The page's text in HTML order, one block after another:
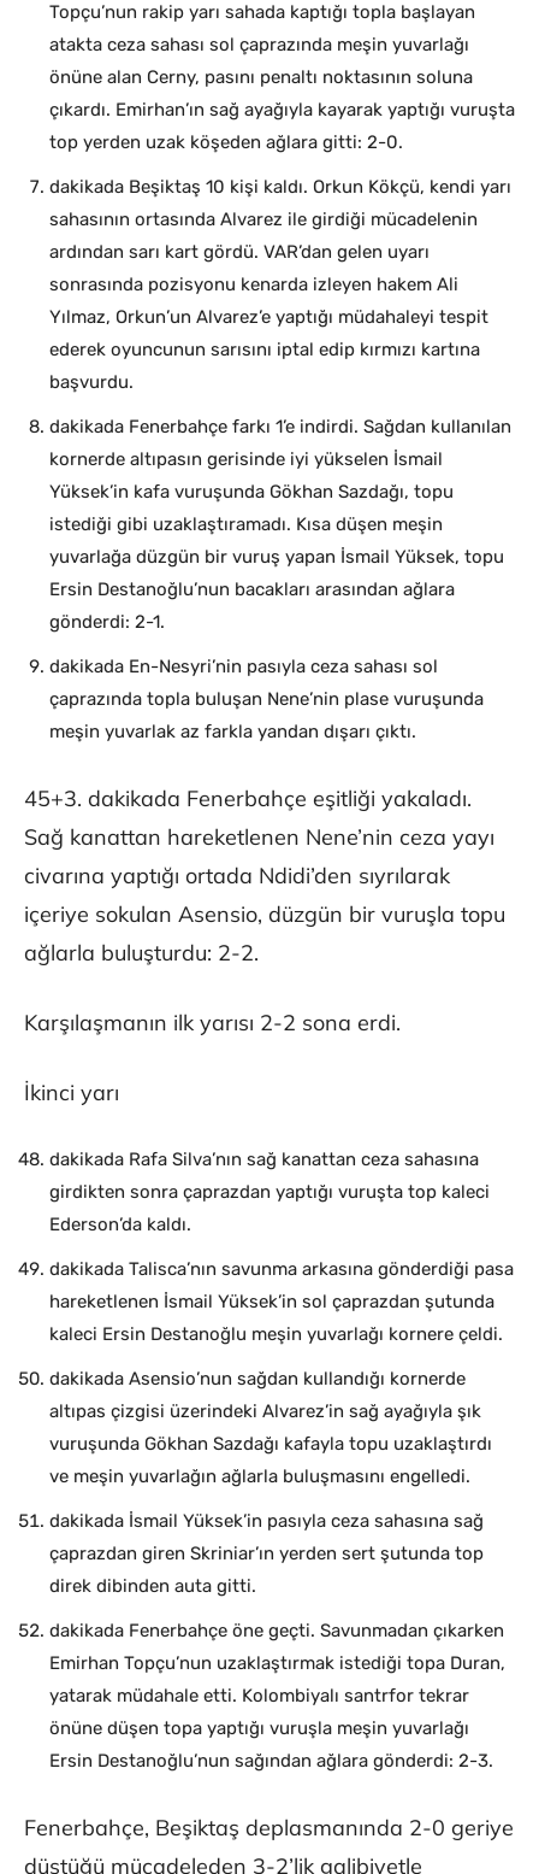
Topçu’nun rakip yarı sahada kaptığı topla başlayan
atakta ceza sahası sol çaprazında meşin yuvarlağı
önüne alan Cerny, pasını penaltı noktasının soluna
çıkardı. Emirhan’ın sağ ayağıyla kayarak yaptığı vuruşta
top yerden uzak köşeden ağlara gitti: 2-0.
dakikada Beşiktaş 10 kişi kaldı. Orkun Kökçü, kendi yarı
sahasının ortasında Alvarez ile girdiği mücadelenin
ardından sarı kart gördü. VAR’dan gelen uyarı
sonrasında pozisyonu kenarda izleyen hakem Ali
Yılmaz, Orkun’un Alvarez’e yaptığı müdahaleyi tespit
ederek oyuncunun sarısını iptal edip kırmızı kartına
başvurdu.
dakikada Fenerbahçe farkı 1’e indirdi. Sağdan kullanılan
kornerde altıpasın gerisinde iyi yükselen İsmail
Yüksek’in kafa vuruşunda Gökhan Sazdağı, topu
istediği gibi uzaklaştıramadı. Kısa düşen meşin
yuvarlağa düzgün bir vuruş yapan İsmail Yüksek, topu
Ersin Destanoğlu’nun bacakları arasından ağlara
gönderdi: 2-1.
dakikada En-Nesyri’nin pasıyla ceza sahası sol
çaprazında topla buluşan Nene’nin plase vuruşunda
meşin yuvarlak az farkla yandan dışarı çıktı.
45+3. dakikada Fenerbahçe eşitliği yakaladı.
Sağ kanattan hareketlenen Nene’nin ceza yayı
civarına yaptığı ortada Ndidi’den sıyrılarak
içeriye sokulan Asensio, düzgün bir vuruşla topu
ağlarla buluşturdu: 2-2.
Karşılaşmanın ilk yarısı 2-2 sona erdi.
İkinci yarı
dakikada Rafa Silva’nın sağ kanattan ceza sahasına
girdikten sonra çaprazdan yaptığı vuruşta top kaleci
Ederson’da kaldı.
dakikada Talisca’nın savunma arkasına gönderdiği pasa
hareketlenen İsmail Yüksek’in sol çaprazdan şutunda
kaleci Ersin Destanoğlu meşin yuvarlağı kornere çeldi.
dakikada Asensio’nun sağdan kullandığı kornerde
altıpas çizgisi üzerindeki Alvarez’in sağ ayağıyla şık
vuruşunda Gökhan Sazdağı kafayla topu uzaklaştırdı
ve meşin yuvarlağın ağlarla buluşmasını engelledi.
dakikada İsmail Yüksek’in pasıyla ceza sahasına sağ
çaprazdan giren Skriniar’ın yerden sert şutunda top
direk dibinden auta gitti.
dakikada Fenerbahçe öne geçti. Savunmadan çıkarken
Emirhan Topçu’nun uzaklaştırmak istediği topa Duran,
yatarak müdahale etti. Kolombiyalı santrfor tekrar
önüne düşen topa yaptığı vuruşla meşin yuvarlağı
Ersin Destanoğlu’nun sağından ağlara gönderdi: 2-3.
Fenerbahçe, Beşiktaş deplasmanında 2-0 geriye
düştüğü mücadeleden 3-2’lik galibiyetle